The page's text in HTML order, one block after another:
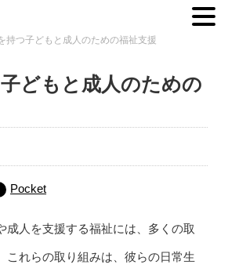
持つ子どもと成人のための福祉支援
どもと成人のための
Pocket
成人を支援する福祉には、多くの取
これらの取り組みは、彼らの日常生